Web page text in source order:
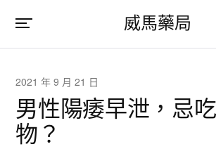
威馬藥局
2021 年 9 月 21 日
男性陽痿早泄，忌
物？